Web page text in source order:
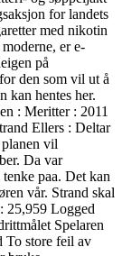
for landets
med nikotin
er e-
på
den som vil ut å
hentes her.
: Meritter : 2011
Ellers : Deltar
vil
Da var
paa. Det kan
vår. Strand skal
25,959 Logged
Spelaren
To store feil av